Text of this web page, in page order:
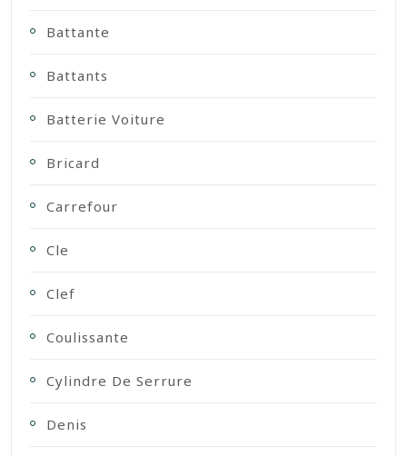
Battante
Battants
Batterie Voiture
Bricard
Carrefour
Cle
Clef
Coulissante
Cylindre De Serrure
Denis